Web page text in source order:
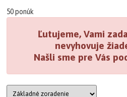
50 ponúk
Ľutujeme, Vami
nevyhovuje
Našli sme pre Vás